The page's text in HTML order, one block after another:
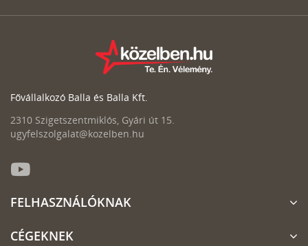
Fővállalkozó Balla és Balla Kft.
2310 Szigetszentmiklós, Gyári út 15.
ugyfelszolgalat@kozelben.hu
FELHASZNÁLÓKNAK
CÉGEKNEK